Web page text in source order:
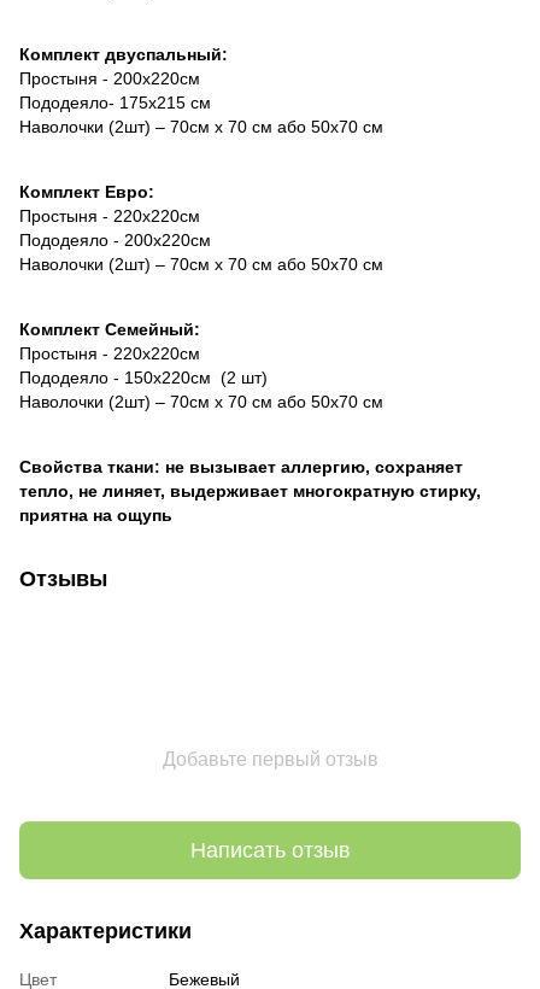
Комплект двуспальный:
Простыня - 200х220см
Пододеяло- 175х215 см
Наволочки (2шт) – 70см х 70 см або 50х70 см
Комплект Евро:
Простыня - 220х220см
Пододеяло - 200х220см
Наволочки (2шт) – 70см х 70 см або 50х70 см
Комплект Семейный:
Простыня - 220х220см
Пододеяло - 150х220см (2 шт)
Наволочки (2шт) – 70см х 70 см або 50х70 см
Свойства ткани: не вызывает аллергию, сохраняет
тепло, не линяет, выдерживает многократную стирку,
приятна на ощупь
Отзывы
Добавьте первый отзыв
Написать отзыв
Характеристики
Цвет Бежевый